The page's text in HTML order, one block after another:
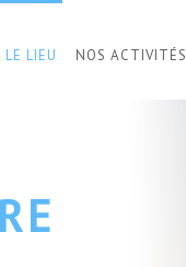
LE LIEU NOS ACTIVITÉS